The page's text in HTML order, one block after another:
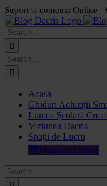
Skip
to
content
Suport si comenzi Online |
Facebook
LinkedIn
YouTube
Pinterest
Search
for:
Search
for:
Acasa
Ghiduri Achiziții
Lumea Școlară
Viziunea Dacris
Spații de Lucru
Magazin Online
Search
for: